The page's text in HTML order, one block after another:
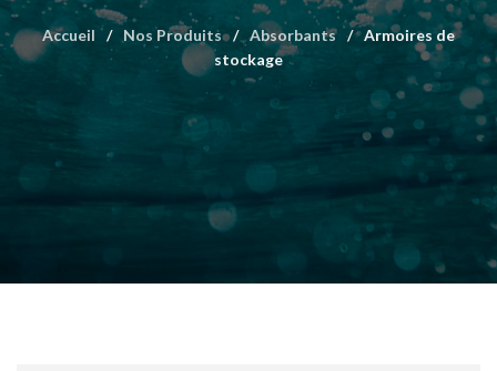
Accueil / Nos Produits / Absorbants / Armoires de
stockage